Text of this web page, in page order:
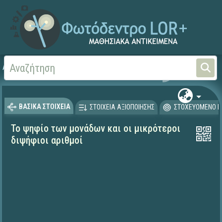
Αρχική
ΒΑΣΙΚΑ ΣΤΟΙΧΕΙΑ ΣΤΟΙΧΕΙΑ ΑΞΙΟΠΟΙΗΣΗΣ ΣΤΟΧΕΥΟΜΕΝΟ
Το ψηφίο των μονάδων και οι μικρότεροι
διψήφιοι αριθμοί